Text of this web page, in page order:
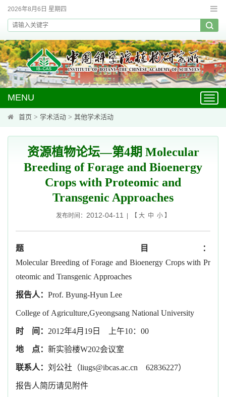
2026年8月6日 星期四
MENU
首页 > 学术活动 > 其他学术活动
资源植物论坛—第4期 Molecular
Breeding of Forage and Bioenergy
Crops with Proteomic and
Transgenic Approaches
发布时间： 2012-04-11 | 【 大 中 小】
题 目：
Molecular Breeding of Forage and Bioenergy Crops with Pr
oteomic and Transgenic Approaches
报告人： Prof. Byung-Hyun Lee
College of Agriculture,Gyeongsang National University
时 间： 2012年4月19日 上午10：00
地 点： 新实验楼W202会议室
联系人： 刘公社（liugs@ibcas.ac.cn 62836227）
报告人简历请见附件